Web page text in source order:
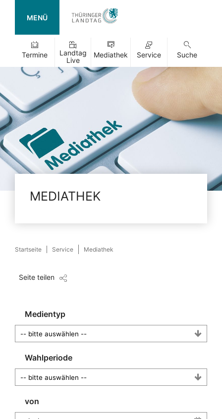
MENÜ
Termine
Landtag
Live
Mediathek Service Suche
MEDIATHEK
Startseite Service Mediathek
Seite teilen
Medientyp
Wahlperiode
von